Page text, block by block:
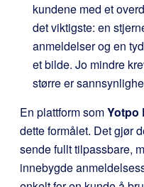
kundene med et
det viktigste: en
anmeldelser og en
et bilde. Jo mindre
større er
En plattform somYotpo
dette formålet. Det gjør
sende fullt tilpassbare,
innebygde